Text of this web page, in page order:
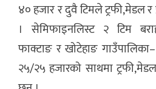
४० हजार र दुवै टिमले ट्रफी,मेडल र
। सेमिफाइनलिस्ट २ टिम
फाक्टाङ र खोटेहाङ
२५/२५ हजारको साथमा ट्रफी,मेडल